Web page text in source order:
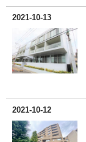
2021-10-13
2021-10-12